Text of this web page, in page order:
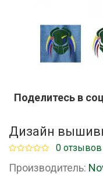
Поделитесь в
Дизайн
0 отзывов
Производитель: